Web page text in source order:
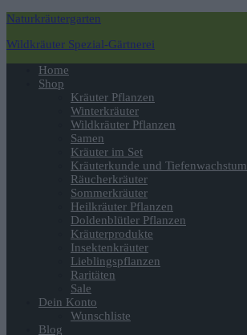
Naturkräutergarten
Wildkräuter Spezial-Gärtnerei
Navigation
umschalten
Home
Shop
Kräuter Pflanzen
Winterkräuter
Wildkräuter Pflanzen
Samen
Kräuter im Set
Kräuterkunde und Tiefenwachstum
Räucherkräuter
Sommerkräuter
Heilkräuter Pflanzen
Doldenblütler Pflanzen
Kräuterprodukte
Insektenkräuter
Lieblingspflanzen
Raritäten
Sale
Dein Konto
Wunschliste
Blog